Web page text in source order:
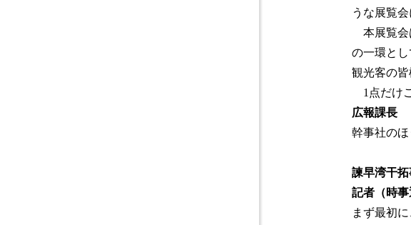
うな展覧
本展覧会
の一環と
観光客の
1点だけ
広報課長
幹事社のほ
諫早湾干
記者（時事
まず最初